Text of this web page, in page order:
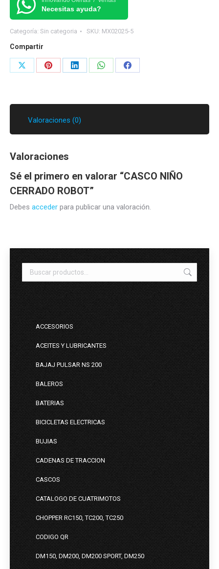
cantidad
Necesitas ayuda?
Categoría: Sin categoria SKU: MX02025-5
Compartir
Share
Share
Share
Share
Share
Valoraciones (0)
Valoraciones
Sé el primero en valorar “CASCO NIÑO
CERRADO ROBOT”
Debes acceder para publicar una valoración.
ACCESORIOS
ACEITES Y LUBRICANTES
BAJAJ PULSAR NS 200
BALEROS
BATERIAS
BICICLETAS ELECTRICAS
BUJIAS
CADENAS DE TRACCION
CASCOS
CATALOGO DE CUATRIMOTOS
CHOPPER RC150, TC200, TC250
CODIGO QR
DM150, DM200, DM200 SPORT, DM250